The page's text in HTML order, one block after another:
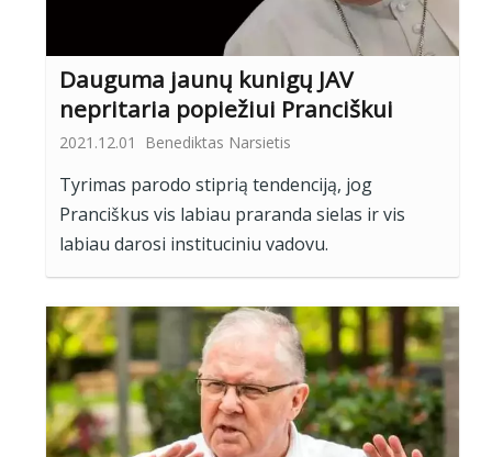
Dauguma jaunų kunigų JAV
nepritaria popiežiui Pranciškui
2021.12.01 Benediktas Narsietis
Tyrimas parodo stiprią tendenciją, jog
Pranciškus vis labiau praranda sielas ir vis
labiau darosi instituciniu vadovu.